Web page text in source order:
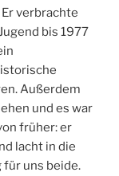
verbrachte
bis 1977
Außerdem
und es war
früher: er
lacht in die
für uns beide.